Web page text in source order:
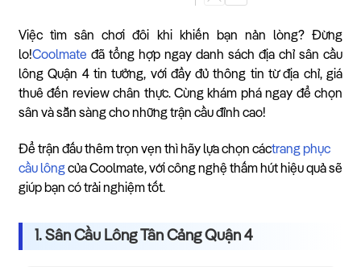
Việc tìm sân chơi đôi khi khiến bạn nản lòng? Đừng
lo!Coolmate đã tổng hợp ngay danh sách địa chỉ sân cầu
lông Quận 4 tin tưởng, với đầy đủ thông tin từ địa chỉ, giá
thuê đến review chân thực. Cùng khám phá ngay để chọn
sân và sẵn sàng cho những trận cầu đỉnh cao!
Để trận đấu thêm trọn vẹn thì hãy lựa chọn cáctrang phục
cầu lôngcủa Coolmate, với công nghệ thấm hút hiệu quả sẽ
giúp bạn có trải nghiệm tốt.
1. Sân Cầu Lông Tân Cảng Quận 4